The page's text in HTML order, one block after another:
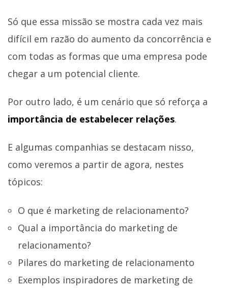
Só que essa missão se mostra cada vez mais
difícil em razão do aumento da concorrência e
com todas as formas que uma empresa pode
chegar a um potencial cliente.
Por outro lado, é um cenário que só reforça a
importância de estabelecer relações.
E algumas companhias se destacam nisso,
como veremos a partir de agora, nestes
tópicos:
O que é marketing de relacionamento?
Qual a importância do marketing de
relacionamento?
Pilares do marketing de relacionamento
Exemplos inspiradores de marketing de